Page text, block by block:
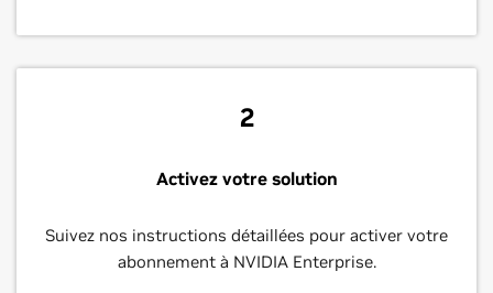
2
Activez votre solution
Suivez nos instructions détaillées pour activer votre
abonnement à NVIDIA Enterprise.